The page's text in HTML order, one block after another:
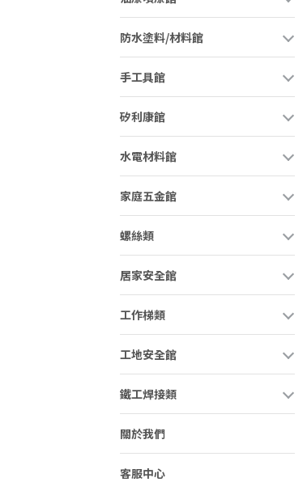
防水塗料/材料館
手工具館
矽利康館
水電材料館
家庭五金館
螺絲類
居家安全館
工作梯類
工地安全館
鐵工焊接類
關於我們
客服中心